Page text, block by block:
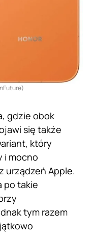
gdzie obok
się także
który
i mocno
urządzeń Apple.
po takie
tym razem